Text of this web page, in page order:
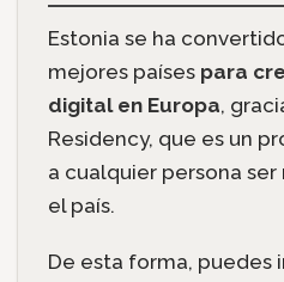
Estonia se ha
mejores paísespara
digital en Europa,
Residency, que es un
a cualquier persona
el país.
De esta forma, puedes